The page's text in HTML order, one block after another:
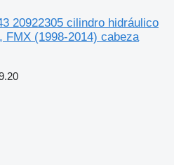
20922305 cilindro hidráulico
FMX (1998-2014) cabeza